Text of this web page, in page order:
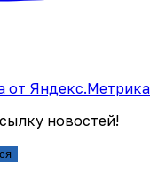
от Яндекс.Метрика
новостей!